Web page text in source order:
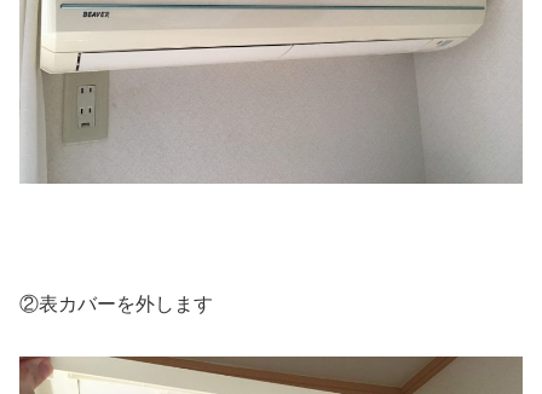
②表カバーを外します